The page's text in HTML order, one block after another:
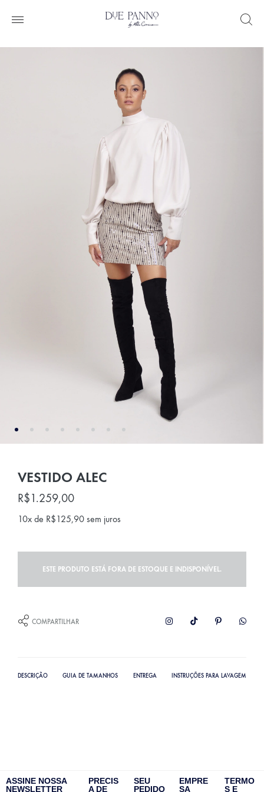
VESTIDO ALEC
R$1.259,00
10x de R$125,90 sem juros
ESTE PRODUTO ESTÁ FORA DE ESTOQUE E INDISPONÍVEL.
COMPARTILHAR
DESCRIÇÃO GUIA DE TAMANHOS ENTREGA INSTRUÇÕES PARA LAVAGEM
ASSINE NOSSA
NEWSLETTER
PRECIS
A DE
SEU
PEDIDO
EMPRE
SA
TERMO
S E